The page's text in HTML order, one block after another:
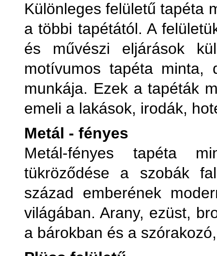
Különleges felületű tapéta
a többi tapétától. A
és művészi eljárások
motívumos tapéta minta,
munkája. Ezek a tapéták
emeli a lakások, irodák,
Metál - fényes
Metál-fényes tapéta
tükröződése a szobák
század emberének
világában. Arany, ezüst,
a bárokban és a